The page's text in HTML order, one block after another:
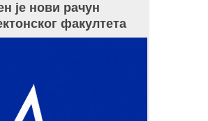
је нови рачун
факултета